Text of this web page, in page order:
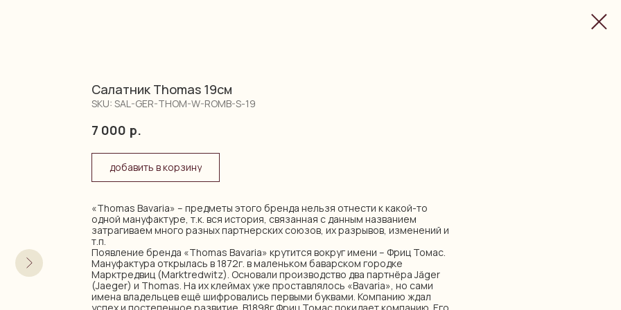
Салатник Thomas 19см
SKU: SAL-GER-THOM-W-ROMB-S-19
7 000 р.
добавить в корзину
«Thomas Bavaria» – предметы этого бренда нельзя отнести к какой-то
одной мануфактуре, т.к. вся история, связанная с данным названием
затрагиваем много разных партнерских союзов, их разрывов, изменений и
т.п.
Появление бренда «Thomas Bavaria» крутится вокруг имени – Фриц Томас.
Мануфактура открылась в 1872г. в маленьком баварском городке
Марктредвиц (Marktredwitz). Основали производство два партнёра Jäger
(Jaeger) и Thomas. На их клеймах уже проставлялось «Bavaria», но сами
имена владельцев ещё шифровались первыми буквами. Компанию ждал